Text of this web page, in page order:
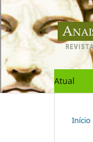
Atual
Início